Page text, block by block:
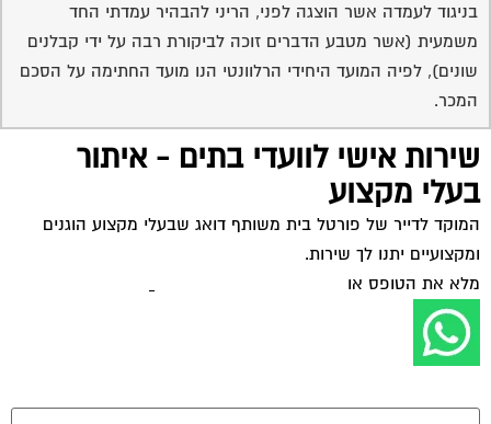
בניגוד לעמדה אשר הוצגה לפני, הריני להבהיר עמדתי החד
משמעית (אשר מטבע הדברים זוכה לביקורת רבה על ידי קבלנים
שונים), לפיה המועד היחידי הרלוונטי הנו מועד החתימה על הסכם
המכר.
שירות אישי לוועדי בתים - איתור
בעלי מקצוע
המוקד לדייר של פורטל בית משותף דואג שבעלי מקצוע הוגנים
ומקצועיים יתנו לך שירות.
מלא את הטופס אולחץ לשליחת הודעת ווצאפ